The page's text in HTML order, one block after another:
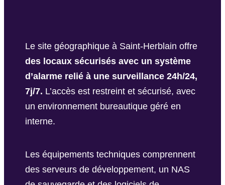
Le site géographique à Saint-Herblain offre
des locaux sécurisés avec un système
d’alarme relié à une surveillance 24h/24,
7j/7. L’accès est restreint et sécurisé, avec
un environnement bureautique géré en
interne.
Les équipements techniques comprennent
des serveurs de développement, un NAS